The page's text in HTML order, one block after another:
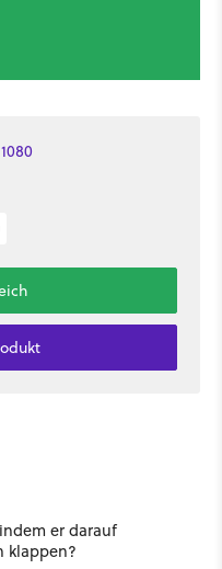
er darauf
klappen?